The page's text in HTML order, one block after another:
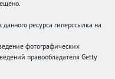
ресурса гиперссылка на
фотографических
правообладателя Getty